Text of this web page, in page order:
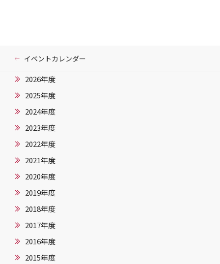
イベントカレンダー
2026年度
2025年度
2024年度
2023年度
2022年度
2021年度
2020年度
2019年度
2018年度
2017年度
2016年度
2015年度